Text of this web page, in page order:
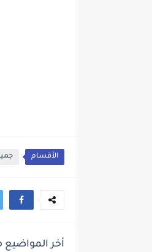
الأقسام
أخر